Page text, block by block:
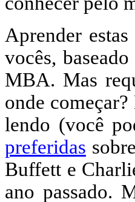
Aprender
vocês,
MBA. Mas
onde
lendo (você
preferidas
Buffett e
ano passado.